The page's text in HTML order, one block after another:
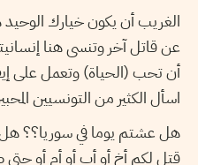
الغريب أن يكون خيارك
عن قاتل آخر وتنسى هنا
أن تحب (الحياة) وتعمل على
اسأل الكثير من التونسيين
هل عشتم يوما في سوريا؟؟
قتل لكم أخ أو أب أو أم أو